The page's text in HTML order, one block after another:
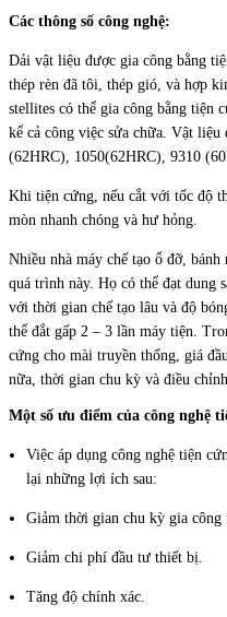
Các thông số công nghệ:
Dải vật liệu được gia công bằng
thép rèn đã tôi, thép gió, và hợp
stellites có thể gia công bằng tiện
kể cả công việc sửa chữa. Vật
(62HRC), 1050(62HRC), 9310
Khi tiện cứng, nếu cắt với tốc độ
mòn nhanh chóng và hư hỏng.
Nhiều nhà máy chế tạo ổ đỡ,
quá trình này. Họ có thể đạt dung
với thời gian chế tạo lâu và độ
thể đắt gấp 2 – 3 lần máy tiện.
cứng cho mài truyền thống, giá
nữa, thời gian chu kỳ và điều
Một số ưu điểm của công nghệ
Việc áp dụng công nghệ tiện
lại những lợi ích sau:
Giảm thời gian chu kỳ gia công
Giảm chi phí đầu tư thiết bị.
Tăng độ chính xác.